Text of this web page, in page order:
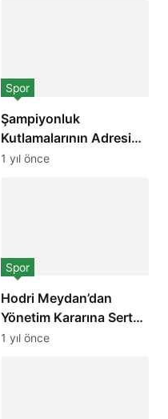
Şampiyonluk
Kutlamalarının Adresi
Belli Oldu
Spor
1 yıl önce
Hodri Meydan’dan
Yönetim Kararına Sert
Çıkış: “Kralına Hodri
Spor
1 yıl önce